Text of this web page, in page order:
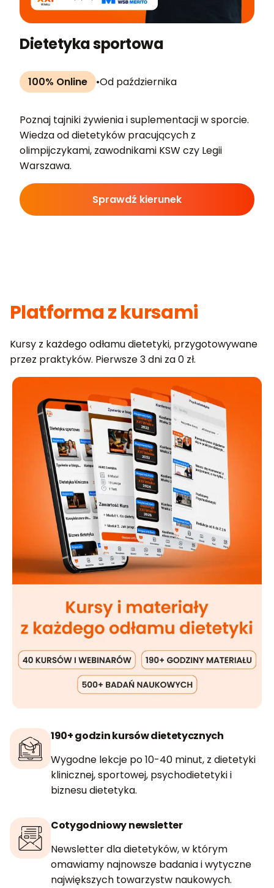
Dietetyka sportowa
100% Online •Od października
Poznaj tajniki żywienia i suplementacji w sporcie.
Wiedza od dietetyków pracujących z
olimpijczykami, zawodnikami KSW czy Legii
Warszawa.
Sprawdź kierunek
Platforma z kursami
Kursy z każdego odłamu dietetyki, przygotowywane
przez praktyków. Pierwsze 3 dni za 0 zł.
190+ godzin kursów dietetycznych
Wygodne lekcje po 10-40 minut, z dietetyki
klinicznej, sportowej, psychodietetyki i
biznesu dietetyka.
Cotygodniowy newsletter
Newsletter dla dietetyków, w którym
omawiamy najnowsze badania i wytyczne
największych towarzystw naukowych.